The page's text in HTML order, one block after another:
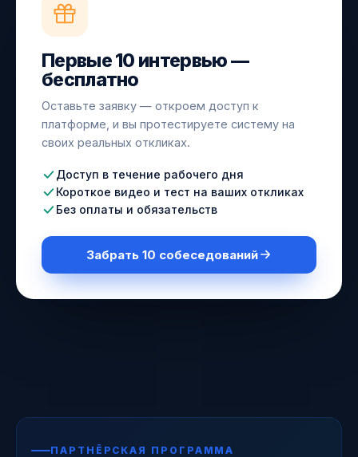
Первые 10 интервью —
бесплатно
Оставьте заявку — откроем доступ к
платформе, и вы протестируете систему на
своих реальных откликах.
Доступ в течение рабочего дня
Короткое видео и тест на ваших откликах
Без оплаты и обязательств
Забрать 10 собеседований
ПАРТНЁРСКАЯ ПРОГРАММА